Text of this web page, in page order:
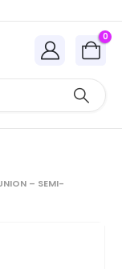
0
– SEMI-